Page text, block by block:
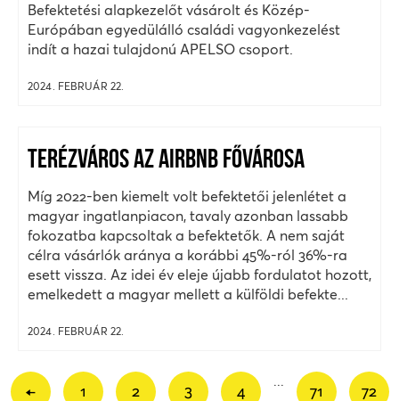
Befektetési alapkezelőt vásárolt és Közép-
Európában egyedülálló családi vagyonkezelést
indít a hazai tulajdonú APELSO csoport.
2024. FEBRUÁR 22.
TERÉZVÁROS AZ AIRBNB FŐVÁROSA
Míg 2022-ben kiemelt volt befektetői jelenlétet a
magyar ingatlanpiacon, tavaly azonban lassabb
fokozatba kapcsoltak a befektetők. A nem saját
célra vásárlók aránya a korábbi 45%-ról 36%-ra
esett vissza. Az idei év eleje újabb fordulatot hozott,
emelkedett a magyar mellett a külföldi befekte...
2024. FEBRUÁR 22.
← 1 2 3 4 71 72